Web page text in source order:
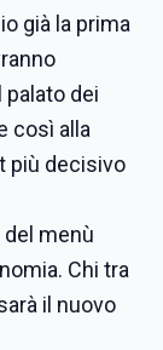
già la prima
palato dei
così alla
più decisivo
menù
Chi tra
il nuovo